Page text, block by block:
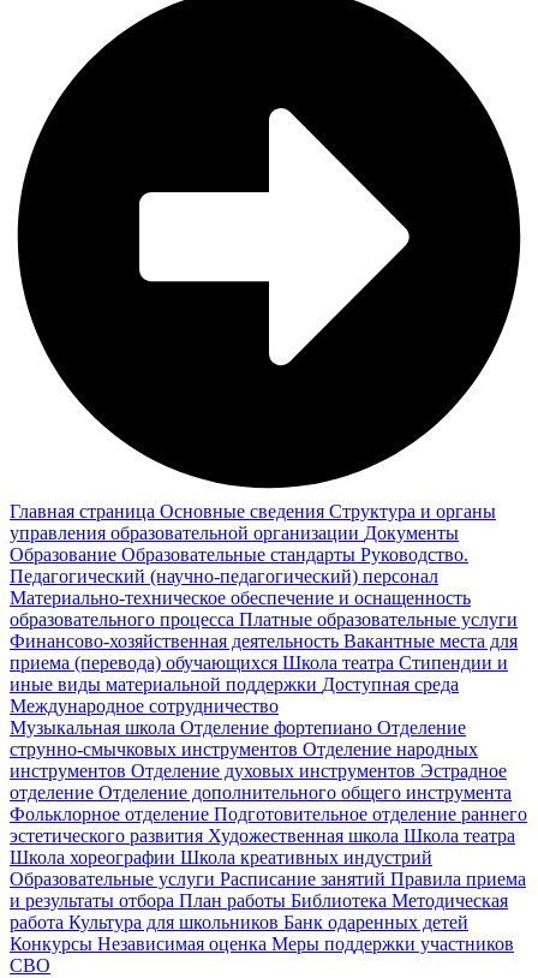
Главная страница Основные сведения Структура и органы
управления образовательной организации Документы
Образование Образовательные стандарты Руководство.
Педагогический (научно-педагогический) персонал
Материально-техническое обеспечение и оснащенность
образовательного процесса Платные образовательные услуги
Финансово-хозяйственная деятельность Вакантные места для
приема (перевода) обучающихся Школа театра Стипендии и
иные виды материальной поддержки Доступная среда
Международное сотрудничество
Музыкальная школа Отделение фортепиано Отделение
струнно-смычковых инструментов Отделение народных
инструментов Отделение духовых инструментов Эстрадное
отделение Отделение дополнительного общего инструмента
Фольклорное отделение Подготовительное отделение раннего
эстетического развития Художественная школа Школа‌‌‌‌ театра
Школа хореографии Школа креативных индустрий
Образовательные услуги Расписание занятий Правила приема
и результаты отбора План работы Библиотека Методическая
работа Культура для школьников Банк одаренных детей
Конкурсы Независимая оценка Меры поддержки участников
СВО